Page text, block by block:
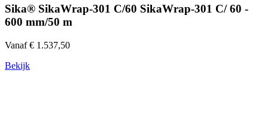
Sika® SikaWrap-301 C/60 SikaWrap-301 C/ 60 -
600 mm/50 m
Vanaf € 1.537,50
Bekijk